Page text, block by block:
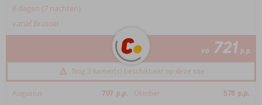
8 dagen (7 nachten)
vanaf Brussel
va 721 p.p.
Nog 3 kamer(s) beschikbaar op deze site
Augustus 707 p.p. Oktober 578 p.p.